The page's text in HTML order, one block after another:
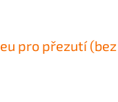
pro přezutí